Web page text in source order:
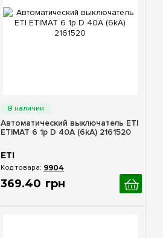
Автоматический выключатель ETI
ETIMAT 6 1p D 40A (6kA) 2161520
ETI
9904
369.40 грн